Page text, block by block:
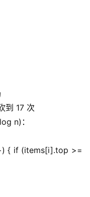
到 17 次
n)：
{ if (items[i].top >=